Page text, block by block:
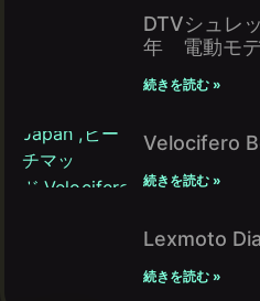
DTVシュレ
年 電動モ
続きを読む »
Velocifero
続きを読む »
Lexmoto
続きを読む »